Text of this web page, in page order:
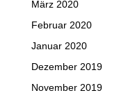
März 2020
Februar 2020
Januar 2020
Dezember 2019
November 2019